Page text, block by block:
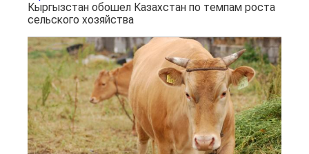
Кыргызстан обошел Казахстан по темпам роста
сельского хозяйства